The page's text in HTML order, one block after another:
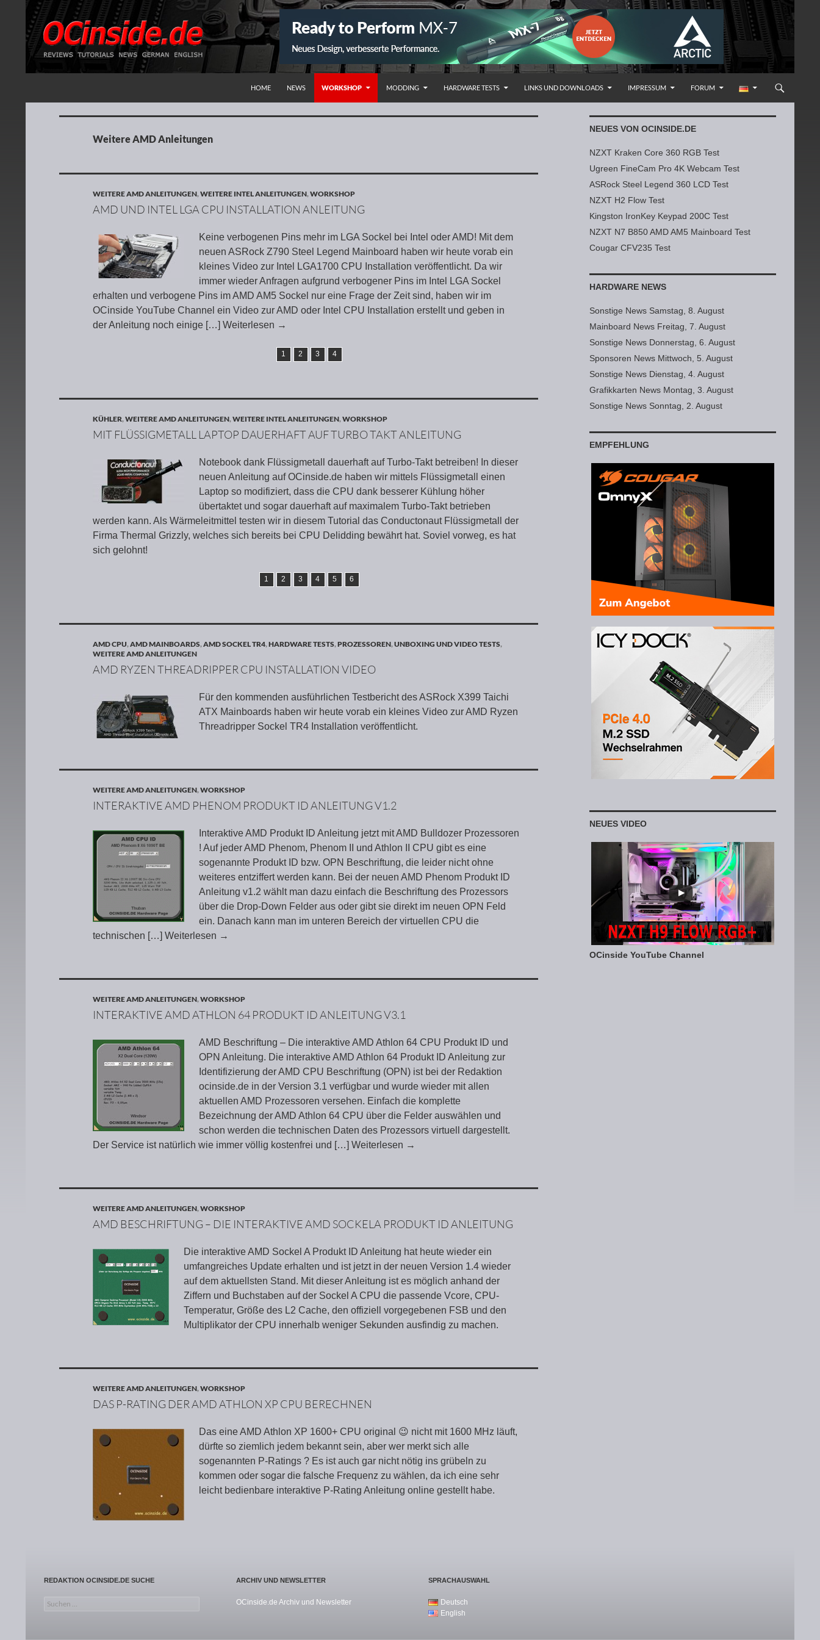
HOME
NEWS WORKSHOP MODDING HARDWARE TESTS LINKS UND DOWNLOADS IMPRESSUM FORUM
Weitere AMD Anleitungen
WEITERE AMD ANLEITUNGEN,WEITERE INTEL ANLEITUNGEN,WORKSHOP
AMD UND INTEL LGA CPU INSTALLATION ANLEITUNG
Keine verbogenen Pins mehr im LGA Sockel bei Intel oder AMD! Mit dem
neuen ASRock Z790 Steel Legend Mainboard haben wir heute vorab ein
kleines Video zur Intel LGA1700 CPU Installation veröffentlicht. Da wir
immer wieder Anfragen aufgrund verbogener Pins im Intel LGA Sockel
erhalten und verbogene Pins im AMD AM5 Sockel nur eine Frage der Zeit sind, haben wir im
OCinside YouTube Channel ein Video zur AMD oder Intel CPU Installation erstellt und geben in
der Anleitung noch einige […] Weiterlesen →
1 2 3 4
KÜHLER,WEITERE AMD ANLEITUNGEN,WEITERE INTEL ANLEITUNGEN,WORKSHOP
MIT FLÜSSIGMETALL LAPTOP DAUERHAFT AUF TURBO TAKT ANLEITUNG
Notebook dank Flüssigmetall dauerhaft auf Turbo-Takt betreiben! In dieser
neuen Anleitung auf OCinside.de haben wir mittels Flüssigmetall einen
Laptop so modifiziert, dass die CPU dank besserer Kühlung höher
übertaktet und sogar dauerhaft auf maximalem Turbo-Takt betrieben
werden kann. Als Wärmeleitmittel testen wir in diesem Tutorial das Conductonaut Flüssigmetall der
Firma Thermal Grizzly, welches sich bereits bei CPU Delidding bewährt hat. Soviel vorweg, es hat
sich gelohnt!
1 2 3 4 5 6
AMD CPU,AMD MAINBOARDS,AMD SOCKEL TR4,HARDWARE TESTS,PROZESSOREN,UNBOXING UND VIDEO TESTS,
WEITERE AMD ANLEITUNGEN
AMD RYZEN THREADRIPPER CPU INSTALLATION VIDEO
Für den kommenden ausführlichen Testbericht des ASRock X399 Taichi
ATX Mainboards haben wir heute vorab ein kleines Video zur AMD Ryzen
Threadripper Sockel TR4 Installation veröffentlicht.
WEITERE AMD ANLEITUNGEN,WORKSHOP
INTERAKTIVE AMD PHENOM PRODUKT ID ANLEITUNG V1.2
Interaktive AMD Produkt ID Anleitung jetzt mit AMD Bulldozer Prozessoren
! Auf jeder AMD Phenom, Phenom II und Athlon II CPU gibt es eine
sogenannte Produkt ID bzw. OPN Beschriftung, die leider nicht ohne
weiteres entziffert werden kann. Bei der neuen AMD Phenom Produkt ID
Anleitung v1.2 wählt man dazu einfach die Beschriftung des Prozessors
über die Drop-Down Felder aus oder gibt sie direkt im neuen OPN Feld
ein. Danach kann man im unteren Bereich der virtuellen CPU die
technischen […] Weiterlesen →
WEITERE AMD ANLEITUNGEN,WORKSHOP
INTERAKTIVE AMD ATHLON 64 PRODUKT ID ANLEITUNG V3.1
AMD Beschriftung – Die interaktive AMD Athlon 64 CPU Produkt ID und
OPN Anleitung. Die interaktive AMD Athlon 64 Produkt ID Anleitung zur
Identifizierung der AMD CPU Beschriftung (OPN) ist bei der Redaktion
ocinside.de in der Version 3.1 verfügbar und wurde wieder mit allen
aktuellen AMD Prozessoren versehen. Einfach die komplette
Bezeichnung der AMD Athlon 64 CPU über die Felder auswählen und
schon werden die technischen Daten des Prozessors virtuell dargestellt.
Der Service ist natürlich wie immer völlig kostenfrei und […] Weiterlesen →
WEITERE AMD ANLEITUNGEN,WORKSHOP
AMD BESCHRIFTUNG – DIE INTERAKTIVE AMD SOCKELA PRODUKT ID ANLEITUNG
Die interaktive AMD Sockel A Produkt ID Anleitung hat heute wieder ein
umfangreiches Update erhalten und ist jetzt in der neuen Version 1.4 wieder
auf dem aktuellsten Stand. Mit dieser Anleitung ist es möglich anhand der
Ziffern und Buchstaben auf der Sockel A CPU die passende Vcore, CPU-
Temperatur, Größe des L2 Cache, den offiziell vorgegebenen FSB und den
Multiplikator der CPU innerhalb weniger Sekunden ausfindig zu machen.
WEITERE AMD ANLEITUNGEN,WORKSHOP
DAS P-RATING DER AMD ATHLON XP CPU BERECHNEN
Das eine AMD Athlon XP 1600+ CPU original 😉 nicht mit 1600 MHz läuft,
dürfte so ziemlich jedem bekannt sein, aber wer merkt sich alle
sogenannten P-Ratings ? Es ist auch gar nicht nötig ins grübeln zu
kommen oder sogar die falsche Frequenz zu wählen, da ich eine sehr
leicht bedienbare interaktive P-Rating Anleitung online gestellt habe.
NEUES VON OCINSIDE.DE
NZXT Kraken Core 360 RGB Test
Ugreen FineCam Pro 4K Webcam Test
ASRock Steel Legend 360 LCD Test
NZXT H2 Flow Test
Kingston IronKey Keypad 200C Test
NZXT N7 B850 AMD AM5 Mainboard Test
Cougar CFV235 Test
HARDWARE NEWS
Sonstige News Samstag, 8. August
Mainboard News Freitag, 7. August
Sonstige News Donnerstag, 6. August
Sponsoren News Mittwoch, 5. August
Sonstige News Dienstag, 4. August
Grafikkarten News Montag, 3. August
Sonstige News Sonntag, 2. August
EMPFEHLUNG
NEUES VIDEO
OCinside YouTube Channel
REDAKTION OCINSIDE.DE SUCHE
Suchen nach:
ARCHIV UND NEWSLETTER
OCinside.de Archiv und Newsletter
SPRACHAUSWAHL
Deutsch
English